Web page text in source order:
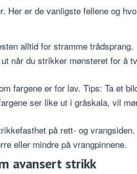
Her er de vanligste fellene og
alltid for stramme trådsprang.
når du strikker mønsteret for å
fargene er for lav. Tips: Ta et
ser like ut i gråskala, vil
på rett- og vrangsiden.
eller mindre på vrangpinnene.
avansert strikk